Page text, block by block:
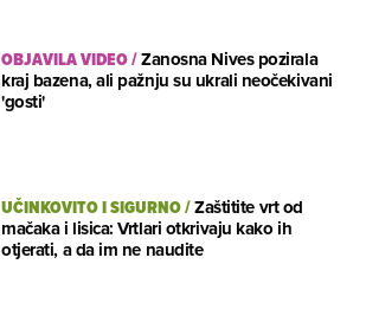
OBJAVILA VIDEO/Zanosna Nives pozirala
kraj bazena, ali pažnju su ukrali neočekivani
'gosti'
UČINKOVITO I SIGURNO/Zaštitite vrt od
mačaka i lisica: Vrtlari otkrivaju kako ih
otjerati, a da im ne naudite